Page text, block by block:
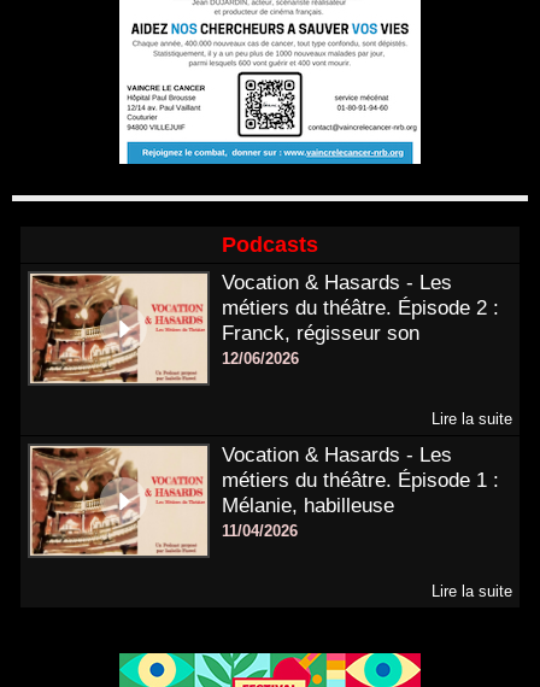
Podcasts
Vocation & Hasards - Les
métiers du théâtre. Épisode 2 :
Franck, régisseur son
12/06/2026
Lire la suite
Vocation & Hasards - Les
métiers du théâtre. Épisode 1 :
Mélanie, habilleuse
11/04/2026
Lire la suite